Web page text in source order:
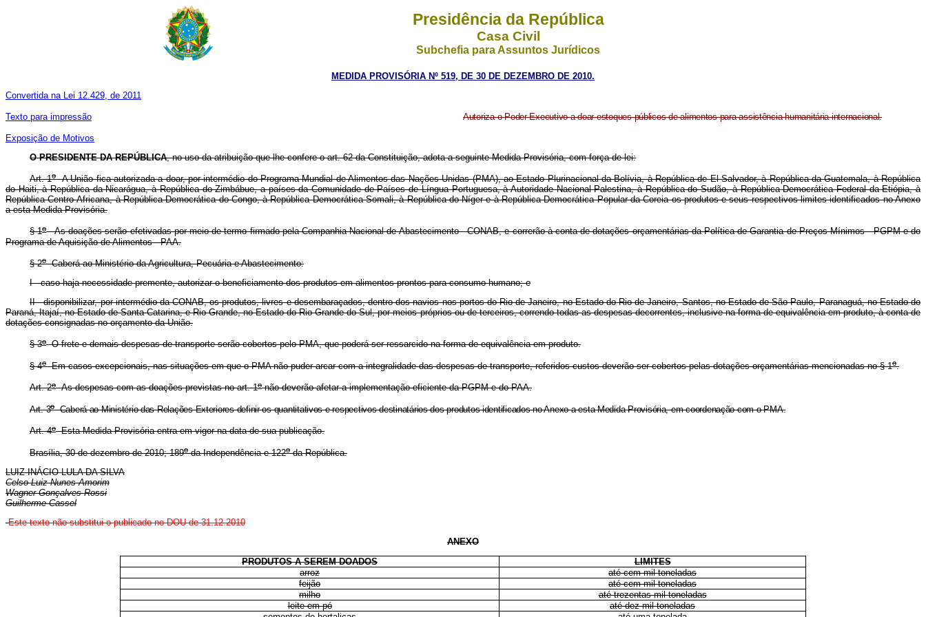
Presidência da República
Casa Civil
Subchefia para Assuntos Jurídicos
MEDIDA PROVISÓRIA Nº 519, DE 30 DE DEZEMBRO DE 2010.
Convertida na Lei 12.429, de 2011
Texto para impressão
Exposição de Motivos
Autoriza o Poder Executivo a doar estoques públicos de alimentos para assistência humanitária internacional.
O PRESIDENTE DA REPÚBLICA, no uso da atribuição que lhe confere o art. 62 da Constituição, adota a seguinte Medida Provisória, com força de lei:
Art. 1oA União fica autorizada a doar, por intermédio do Programa Mundial de Alimentos das Nações Unidas (PMA), ao Estado Plurinacional da Bolívia, à República de El Salvador, à República da Guatemala, à República
do Haiti, à República da Nicarágua, à República do Zimbábue, a países da Comunidade de Países de Língua Portuguesa, à Autoridade Nacional Palestina, à República do Sudão, à República Democrática Federal da Etiópia, à
República Centro-Africana, à República Democrática do Congo, à República Democrática Somali, à República do Níger e à República Democrática Popular da Coreia os produtos e seus respectivos limites identificados no Anexo
a esta Medida Provisória.
§ 1oAs doações serão efetivadas por meio de termo firmado pela Companhia Nacional de Abastecimento - CONAB, e correrão à conta de dotações orçamentárias da Política de Garantia de Preços Mínimos - PGPM e do
Programa de Aquisição de Alimentos - PAA.
§ 2oCaberá ao Ministério da Agricultura, Pecuária e Abastecimento:
I - caso haja necessidade premente, autorizar o beneficiamento dos produtos em alimentos prontos para consumo humano; e
II - disponibilizar, por intermédio da CONAB, os produtos, livres e desembaraçados, dentro dos navios nos portos do Rio de Janeiro, no Estado do Rio de Janeiro, Santos, no Estado de São Paulo, Paranaguá, no Estado do
Paraná, Itajaí, no Estado de Santa Catarina, e Rio Grande, no Estado do Rio Grande do Sul, por meios próprios ou de terceiros, correndo todas as despesas decorrentes, inclusive na forma de equivalência em produto, à conta de
dotações consignadas no orçamento da União.
§ 3oO frete e demais despesas de transporte serão cobertos pelo PMA, que poderá ser ressarcido na forma de equivalência em produto.
§ 4oEm casos excepcionais, nas situações em que o PMA não puder arcar com a integralidade das despesas de transporte, referidos custos deverão ser cobertos pelas dotações orçamentárias mencionadas no § 1o.
Art. 2oAs despesas com as doações previstas no art. 1onão deverão afetar a implementação eficiente da PGPM e do PAA.
Art. 3oCaberá ao Ministério das Relações Exteriores definir os quantitativos e respectivos destinatários dos produtos identificados no Anexo a esta Medida Provisória, em coordenação com o PMA.
Art. 4oEsta Medida Provisória entra em vigor na data de sua publicação.
Brasília, 30 de dezembro de 2010; 189oda Independência e 122oda República.
LUIZ INÁCIO LULA DA SILVA
Celso Luiz Nunes Amorim
Wagner Gonçalves Rossi
Guilherme Cassel
Este texto não substitui o publicado no DOU de 31.12.2010
ANEXO
PRODUTOS A SEREM DOADOS
LIMITES
arroz
até cem mil toneladas
feijão
até cem mil toneladas
milho
até trezentas mil toneladas
leite em pó
até dez mil toneladas